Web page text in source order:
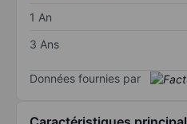
1 An
3 Ans
Données fournies par